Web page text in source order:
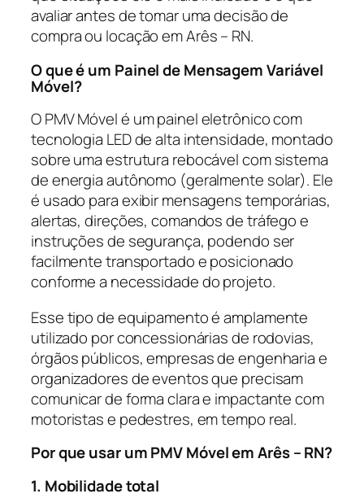
avaliar antes de tomar uma decisão de
compra ou locação em Arês – RN.
O que é um Painel de Mensagem Variável
Móvel?
O PMV Móvel é um painel eletrônico com
tecnologia LED de alta intensidade, montado
sobre uma estrutura rebocável com sistema
de energia autônomo (geralmente solar). Ele
é usado para exibir mensagens temporárias,
alertas, direções, comandos de tráfego e
instruções de segurança, podendo ser
facilmente transportado e posicionado
conforme a necessidade do projeto.
Esse tipo de equipamento é amplamente
utilizado por concessionárias de rodovias,
órgãos públicos, empresas de engenharia e
organizadores de eventos que precisam
comunicar de forma clara e impactante com
motoristas e pedestres, em tempo real.
Por que usar um PMV Móvel em Arês – RN?
1. Mobilidade total